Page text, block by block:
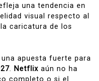
una tendencia en
visual respecto al
caricatura de los
apuesta fuerte para
. Netflix aún no ha
completo o si el